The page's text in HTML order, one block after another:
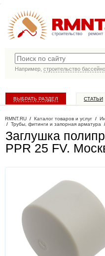
строительство ремонт
Например, строительство
ВЫБРАТЬ РАЗДЕЛ СТАТЬИ
RMNT.RU / Каталог товаров и услуг /
/ Трубы, фитинги и запорная арматура
Заглушка
PPR 25 FV.